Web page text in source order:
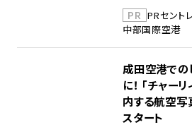
PR PRセント
中部国際空港
成田空港で
に！ 「チャー
内する航空写
スタート